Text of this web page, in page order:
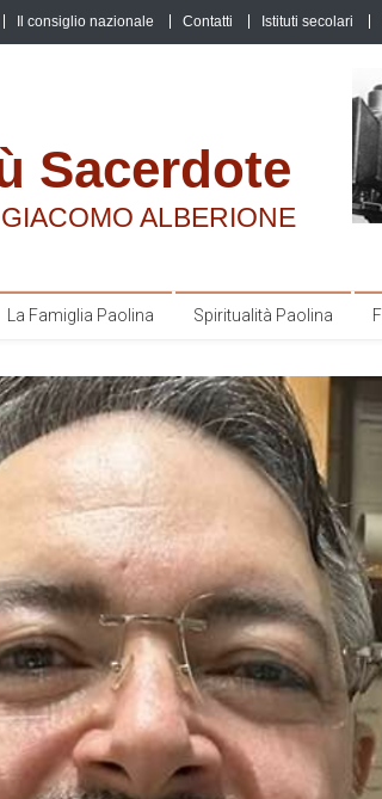
Il consiglio nazionale Contatti Istituti secolari
Sacerdote
ALBERIONE
La Famiglia Paolina Spiritualità Paolina